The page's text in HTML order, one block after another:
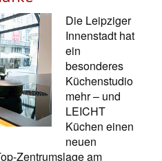
Die Leipziger
Innenstadt hat
ein
besonderes
Küchenstudio
mehr – und
LEICHT
Küchen einen
neuen
Zentrumslage am